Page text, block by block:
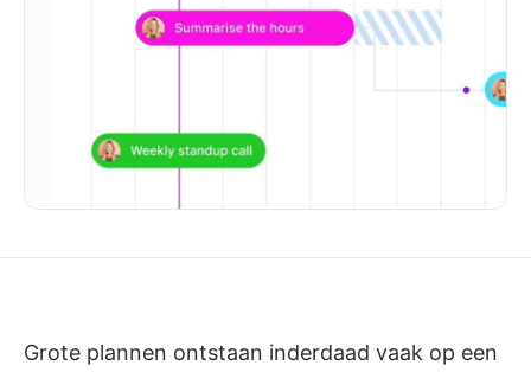
Grote plannen ontstaan inderdaad vaak op een